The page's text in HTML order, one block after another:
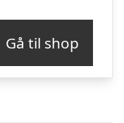
Gå til shop